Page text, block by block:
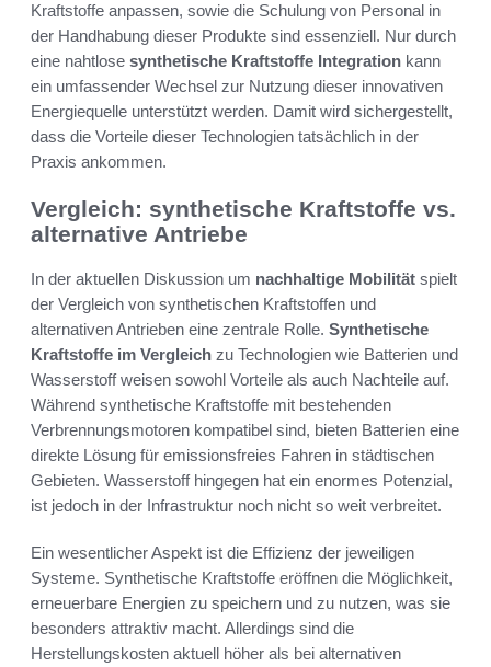
Kraftstoffe anpassen, sowie die Schulung von Personal in
der Handhabung dieser Produkte sind essenziell. Nur durch
eine nahtlose synthetische Kraftstoffe Integration kann
ein umfassender Wechsel zur Nutzung dieser innovativen
Energiequelle unterstützt werden. Damit wird sichergestellt,
dass die Vorteile dieser Technologien tatsächlich in der
Praxis ankommen.
Vergleich: synthetische Kraftstoffe vs.
alternative Antriebe
In der aktuellen Diskussion um nachhaltige Mobilität spielt
der Vergleich von synthetischen Kraftstoffen und
alternativen Antrieben eine zentrale Rolle. Synthetische
Kraftstoffe im Vergleich zu Technologien wie Batterien und
Wasserstoff weisen sowohl Vorteile als auch Nachteile auf.
Während synthetische Kraftstoffe mit bestehenden
Verbrennungsmotoren kompatibel sind, bieten Batterien eine
direkte Lösung für emissionsfreies Fahren in städtischen
Gebieten. Wasserstoff hingegen hat ein enormes Potenzial,
ist jedoch in der Infrastruktur noch nicht so weit verbreitet.
Ein wesentlicher Aspekt ist die Effizienz der jeweiligen
Systeme. Synthetische Kraftstoffe eröffnen die Möglichkeit,
erneuerbare Energien zu speichern und zu nutzen, was sie
besonders attraktiv macht. Allerdings sind die
Herstellungskosten aktuell höher als bei alternativen